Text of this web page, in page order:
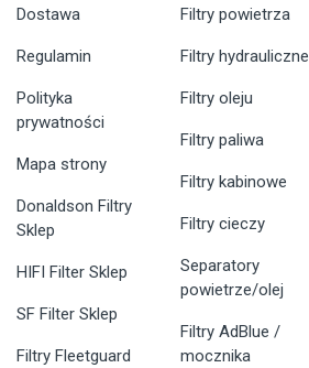
Dostawa
Regulamin
Polityka
prywatności
Mapa strony
Donaldson Filtry
Sklep
HIFI Filter Sklep
SF Filter Sklep
Filtry Fleetguard
Filtry powietrza
Filtry hydrauliczne
Filtry oleju
Filtry paliwa
Filtry kabinowe
Filtry cieczy
Separatory
powietrze/olej
Filtry AdBlue /
mocznika